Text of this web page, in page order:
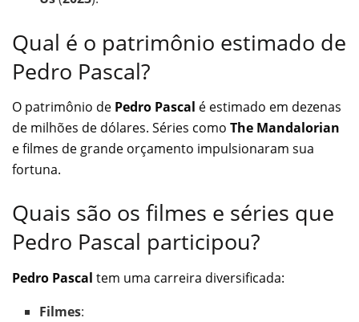
Qual é o patrimônio estimado de
Pedro Pascal?
O patrimônio de Pedro Pascal é estimado em dezenas
de milhões de dólares. Séries como The Mandalorian
e filmes de grande orçamento impulsionaram sua
fortuna.
Quais são os filmes e séries que
Pedro Pascal participou?
Pedro Pascal tem uma carreira diversificada:
Filmes: